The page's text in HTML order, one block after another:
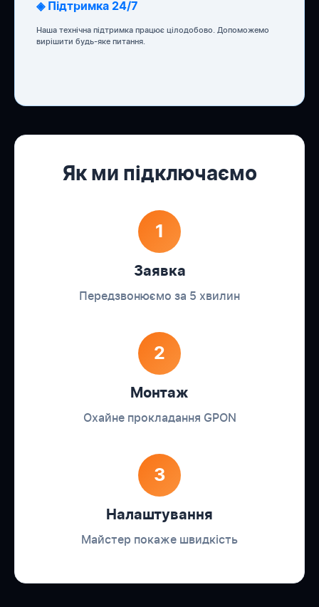
◈ Підтримка 24/7
Наша технічна підтримка працює цілодобово. Допоможемо
вирішити будь-яке питання.
Як ми підключаємо
1
Заявка
Передзвонюємо за 5 хвилин
2
Монтаж
Охайне прокладання GPON
3
Налаштування
Майстер покаже швидкість